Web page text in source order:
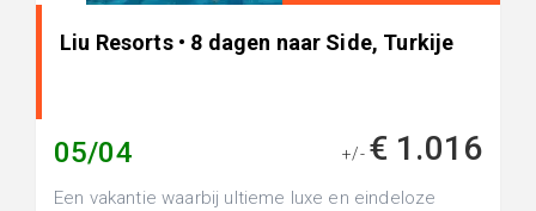
Liu Resorts • 8 dagen naar Side, Turkije
05/04 +/- € 1.016
Een vakantie waarbij ultieme luxe en eindeloze